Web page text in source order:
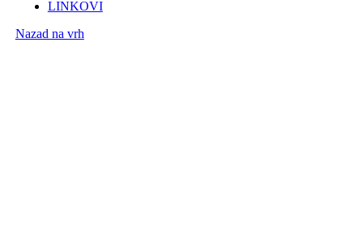
LINKOVI
Nazad na vrh